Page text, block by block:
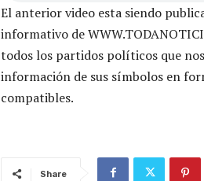
El anterior video esta siendo
informativo de
todos los partidos políticos que
información de sus símbolos en
compatibles.
Share